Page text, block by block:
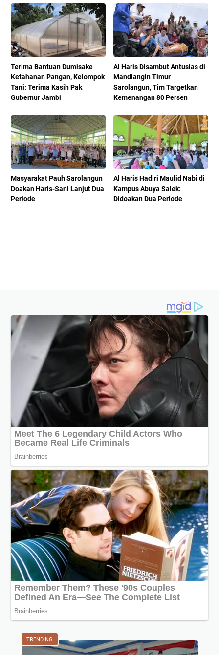
Terima Bantuan Dumisake
Ketahanan Pangan, Kelompok
Tani: Terima Kasih Pak
Gubernur Jambi
Al Haris Disambut Antusias di
Mandiangin Timur
Sarolangun, Tim Targetkan
Kemenangan 80 Persen
Masyarakat Pauh Sarolangun
Doakan Haris-Sani Lanjut Dua
Periode
Al Haris Hadiri Maulid Nabi di
Kampus Abuya Salek:
Didoakan Dua Periode
TRENDING